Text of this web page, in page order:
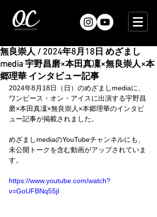
無良崇人 / 2024年8月18日 めざまし
media 宇野昌磨×本田真凜×無良崇人×本
郷理華 インタビュー記事
2024年8月18日（日）のめざましmediaに、
ワンピース・オン・アイスに出演する宇野昌
磨×本田真凜×無良崇人×本郷理華のインタビ
ュー記事が掲載されました。
めざましmediaのYouTubeチャンネルにも、
未公開トークを含む動画がアップされていま
す。
https://www.youtube.com/watch?
v=GoUFBNq55jI